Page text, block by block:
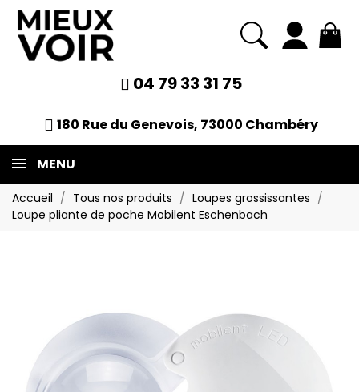
04 79 33 31 75
180 Rue du Genevois, 73000 Chambéry
MENU
Accueil Tous nos produits
Loupes grossissantes
Loupe pliante de poche Mobilent Eschenbach